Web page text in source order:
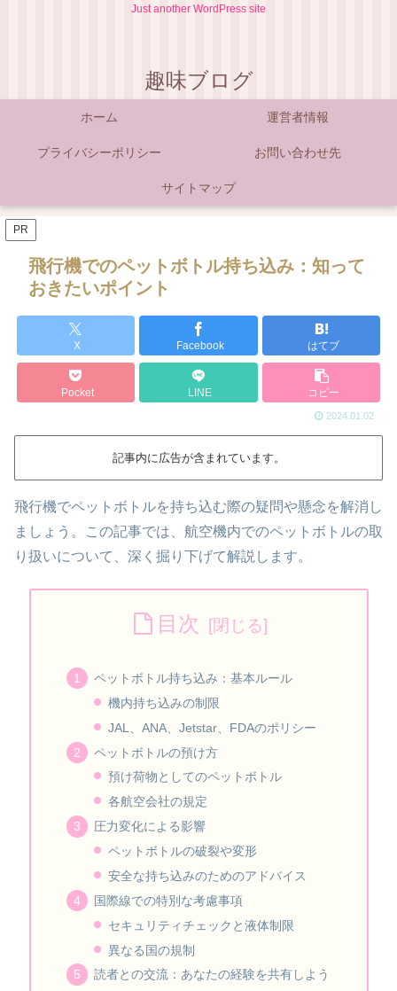
Just another WordPress site
趣味ブログ
ホーム 運営者情報
プライバシーポリシー お問い合わせ先
サイトマップ
PR
飛行機でのペットボトル持ち込み：知って
おきたいポイント
X Facebook はてブ
Pocket LINE コピー
2024.01.02
記事内に広告が含まれています。
飛行機でペットボトルを持ち込む際の疑問や懸念を解消し
ましょう。この記事では、航空機内でのペットボトルの取
り扱いについて、深く掘り下げて解説します。
目次
ペットボトル持ち込み：基本ルール
機内持ち込みの制限
JAL、ANA、Jetstar、FDAのポリシー
ペットボトルの預け方
預け荷物としてのペットボトル
各航空会社の規定
圧力変化による影響
ペットボトルの破裂や変形
安全な持ち込みのためのアドバイス
国際線での特別な考慮事項
セキュリティチェックと液体制限
異なる国の規制
読者との交流：あなたの経験を共有しよう